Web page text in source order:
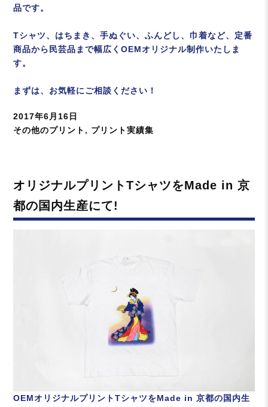
品です。
Tシャツ、はちまき、手ぬぐい、ふんどし、巾着など、定番
商品から民芸品まで幅広くOEMオリジナル制作いたしま
す。
まずは、お気軽にご相談ください！
投
稿
2017年6月16日
カ
ー
その他のプリント , プリント実績集
オリジナルプリントTシャツをMade in 京
都の国内生産にて!
OEMオリジナルプリントTシャツをMade in 京都の国内生